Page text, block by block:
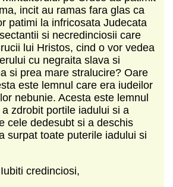
incit au ramas fara glas ca
patimi la infricosata Judecata
si necredinciosii care
lui Hristos, cind o vor vedea
cu negraita slava si
si prea mare stralucire? Oare
este lemnul care era iudeilor
nebunie. Acesta este lemnul
zdrobit portile iadului si a
cele dedesubt si a deschis
surpat toate puterile iadului si
Iubiti credinciosi,